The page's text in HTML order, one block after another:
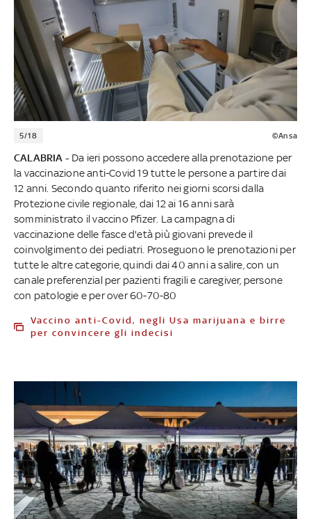
5/18 ©Ansa
CALABRIA - Da ieri possono accedere alla prenotazione per
la vaccinazione anti-Covid 19 tutte le persone a partire dai
12 anni. Secondo quanto riferito nei giorni scorsi dalla
Protezione civile regionale, dai 12 ai 16 anni sarà
somministrato il vaccino Pfizer. La campagna di
vaccinazione delle fasce d'età più giovani prevede il
coinvolgimento dei pediatri. Proseguono le prenotazioni per
tutte le altre categorie, quindi dai 40 anni a salire, con un
canale preferenzial per pazienti fragili e caregiver, persone
con patologie e per over 60-70-80
Vaccino anti-Covid, negli Usa marijuana e birre
per convincere gli indecisi